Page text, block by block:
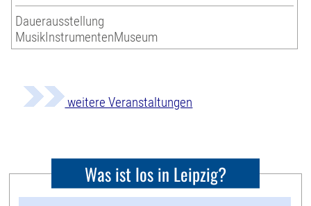
Dauerausstellung
MusikInstrumentenMuseum
weitere Veranstaltungen
Was ist los in Leipzig?